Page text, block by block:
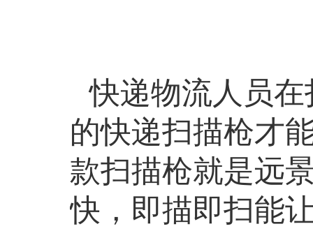
快递物流人员
的快递扫描枪才
款扫描枪就是远
快，即描即扫能